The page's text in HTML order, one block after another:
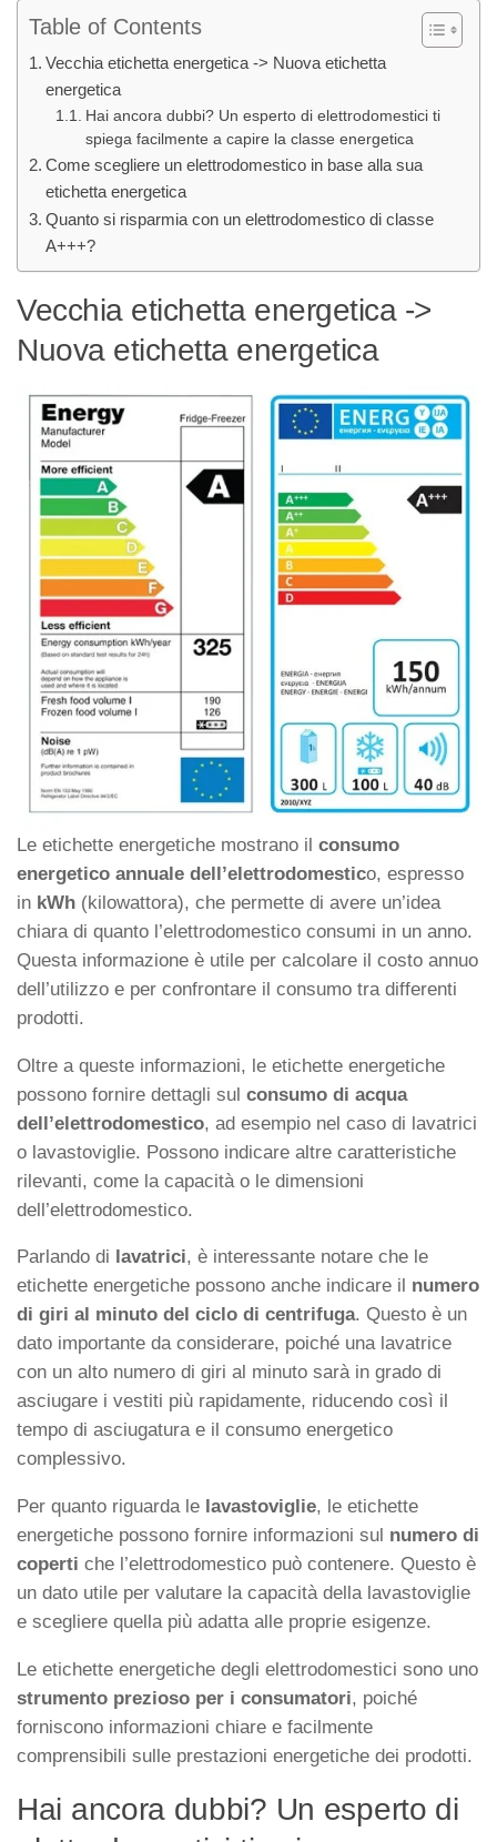
Table of Contents
Vecchia etichetta energetica -> Nuova etichetta
energetica
Hai ancora dubbi? Un esperto di elettrodomestici ti
spiega facilmente a capire la classe energetica
Come scegliere un elettrodomestico in base alla sua
etichetta energetica
Quanto si risparmia con un elettrodomestico di classe
A+++?
Vecchia etichetta energetica ->
Nuova etichetta energetica
Le etichette energetiche mostrano il consumo
energetico annuale dell’elettrodomestico, espresso
in kWh (kilowattora), che permette di avere un’idea
chiara di quanto l’elettrodomestico consumi in un anno.
Questa informazione è utile per calcolare il costo annuo
dell’utilizzo e per confrontare il consumo tra differenti
prodotti.
Oltre a queste informazioni, le etichette energetiche
possono fornire dettagli sul consumo di acqua
dell’elettrodomestico, ad esempio nel caso di lavatrici
o lavastoviglie. Possono indicare altre caratteristiche
rilevanti, come la capacità o le dimensioni
dell’elettrodomestico.
Parlando di lavatrici, è interessante notare che le
etichette energetiche possono anche indicare il numero
di giri al minuto del ciclo di centrifuga. Questo è un
dato importante da considerare, poiché una lavatrice
con un alto numero di giri al minuto sarà in grado di
asciugare i vestiti più rapidamente, riducendo così il
tempo di asciugatura e il consumo energetico
complessivo.
Per quanto riguarda le lavastoviglie, le etichette
energetiche possono fornire informazioni sul numero di
coperti che l’elettrodomestico può contenere. Questo è
un dato utile per valutare la capacità della lavastoviglie
e scegliere quella più adatta alle proprie esigenze.
Le etichette energetiche degli elettrodomestici sono uno
strumento prezioso per i consumatori, poiché
forniscono informazioni chiare e facilmente
comprensibili sulle prestazioni energetiche dei prodotti.
Hai ancora dubbi? Un esperto di